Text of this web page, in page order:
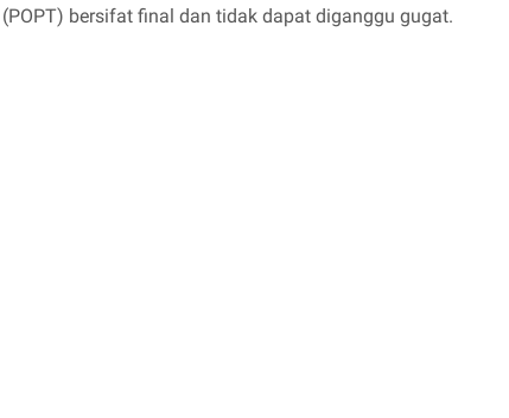
bersifat final dan tidak dapat diganggu gugat.